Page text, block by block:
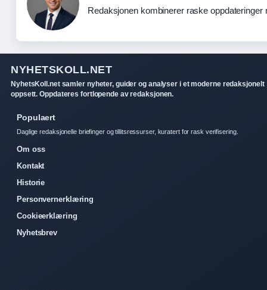
Redaksjonen kombinerer raske oppdateringer
NYHETSKOLL.NET
NyhetsKoll.net samler nyheter, guider og analyser i et moderne redaksjonelt
oppsett. Oppdateres fortlopende av redaksjonen.
Populaert
Daglige redaksjonelle briefinger og tillitsressurser, kuratert for rask verifisering.
Om oss
Kontakt
Historie
Personvernerklæring
Cookieerklæring
Nyhetsbrev